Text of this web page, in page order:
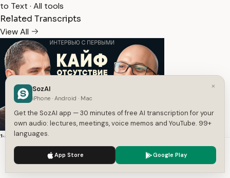
to Text · All tools
Related Transcripts
View All
1:56:30
Кайф – отсутствие страха смерти | Психология |
Религия — Transcript
Гаджимурад Атаков
We use cookies to enhance your experience.
×
SozAI
iPhone · Android · Mac
Get the SozAI app — 30 minutes of free AI transcription for your
own audio: lectures, meetings, voice memos and YouTube. 99+
languages.
App Store Google Play